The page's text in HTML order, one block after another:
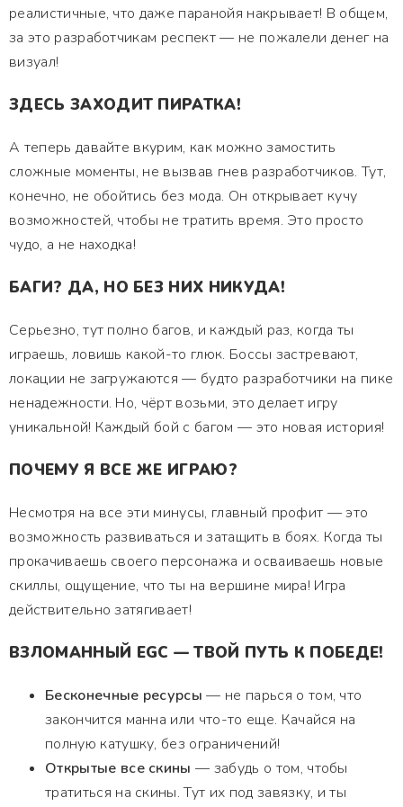
реалистичные, что даже паранойя накрывает! В общем,
за это разработчикам респект — не пожалели денег на
визуал!
ЗДЕСЬ ЗАХОДИТ ПИРАТКА!
А теперь давайте вкурим, как можно замостить
сложные моменты, не вызвав гнев разработчиков. Тут,
конечно, не обойтись без мода. Он открывает кучу
возможностей, чтобы не тратить время. Это просто
чудо, а не находка!
БАГИ? ДА, НО БЕЗ НИХ НИКУДА!
Серьезно, тут полно багов, и каждый раз, когда ты
играешь, ловишь какой-то глюк. Боссы застревают,
локации не загружаются — будто разработчики на пике
ненадежности. Но, чёрт возьми, это делает игру
уникальной! Каждый бой с багом — это новая история!
ПОЧЕМУ Я ВСЕ ЖЕ ИГРАЮ?
Несмотря на все эти минусы, главный профит — это
возможность развиваться и затащить в боях. Когда ты
прокачиваешь своего персонажа и осваиваешь новые
скиллы, ощущение, что ты на вершине мира! Игра
действительно затягивает!
ВЗЛОМАННЫЙ EGC — ТВОЙ ПУТЬ К ПОБЕДЕ!
Бесконечные ресурсы — не парься о том, что
закончится манна или что-то еще. Качайся на
полную катушку, без ограничений!
Открытые все скины — забудь о том, чтобы
тратиться на скины. Тут их под завязку, и ты